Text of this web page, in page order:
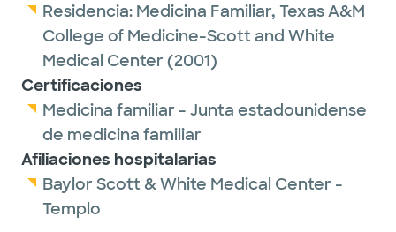
Residencia: Medicina Familiar, Texas A&M
College of Medicine-Scott and White
Medical Center (2001)
Certificaciones
Medicina familiar - Junta estadounidense
de medicina familiar
Afiliaciones hospitalarias
Baylor Scott & White Medical Center -
Templo